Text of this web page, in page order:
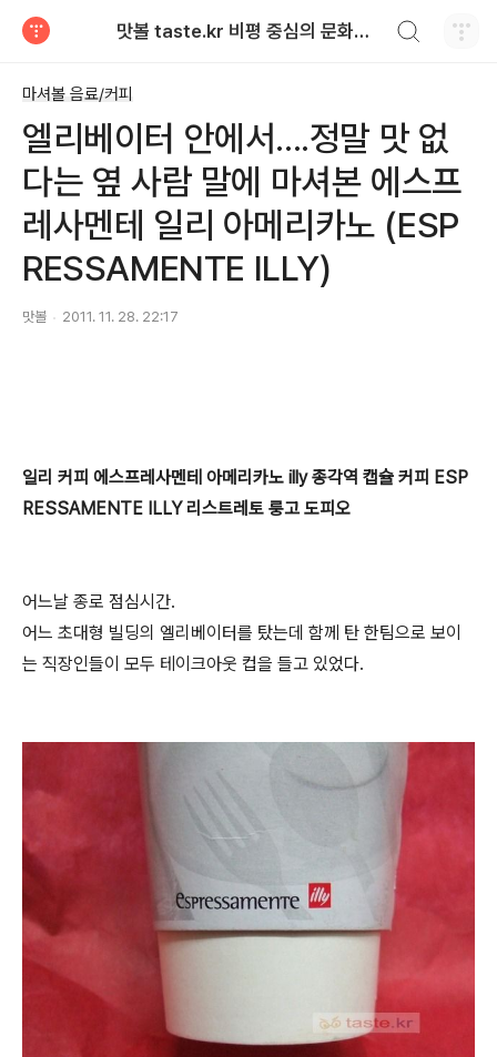
맛볼 taste.kr 비평 중심의 문화적 기호 · 맛 · 향기 리뷰
마셔볼 음료/커피
엘리베이터 안에서....정말 맛 없
다는 옆 사람 말에 마셔본 에스프
레사멘테 일리 아메리카노 (ESP
RESSAMENTE ILLY)
맛볼 2011. 11. 28. 22:17
일리 커피 에스프레사멘테 아메리카노 illy 종각역 캡슐 커피 ESP
RESSAMENTE ILLY 리스트레토 룽고 도피오
어느날 종로 점심시간.
어느 초대형 빌딩의 엘리베이터를 탔는데 함께 탄 한팀으로 보이
는 직장인들이 모두 테이크아웃 컵을 들고 있었다.